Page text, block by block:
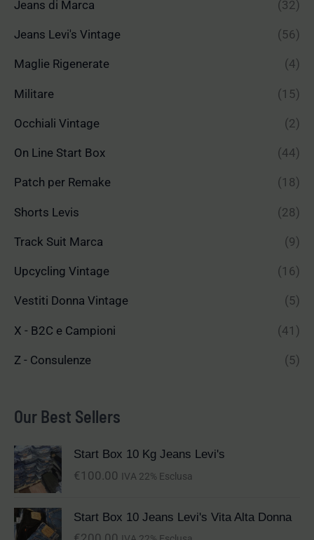
Jeans di Marca (32)
Jeans Levi's Vintage (56)
Maglie Rigenerate (4)
Militare (15)
Occhiali Vintage (2)
On Line Start Box (44)
Patch per Remake (18)
Shorts Levis (28)
Track Suit Marca (9)
Upcycling Vintage (16)
Vestiti Donna Vintage (5)
X - B2C e Campioni (41)
Z - Consulenze (5)
Our Best Sellers
Start Box 10 Kg Jeans Levi's
€ 100.00 IVA 22% Esclusa
Start Box 10 Jeans Levi's Vita Alta Donna